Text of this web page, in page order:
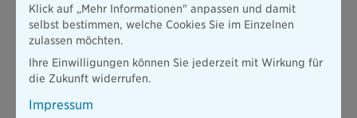
Medikamenteneinnahmen
Ausübung risikoreicher Hobbys (Kampfsport, Flugsport,
Fallschirmspringen, Motorsport oder Extremsport)
Das heißt für Sie:Je nach Ihren Bedürfnissen kann die
Sie ihre Arbeitskraft absichern wollen.
Klick auf „Mehr Informationen" anpassen und damit
selbst bestimmen, welche Cookies Sie im Einzelnen
zulassen möchten.
Ihre Einwilligungen können Sie jederzeit mit Wirkung für
die Zukunft widerrufen.
Impressum